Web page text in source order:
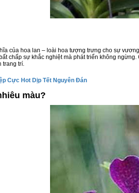
của hoa lan – loài hoa tượng trưng cho sự
chấp sự khắc nghiệt mà phát triển không
trang trí.
Cực Hot Dịp Tết Nguyên Đán
màu?